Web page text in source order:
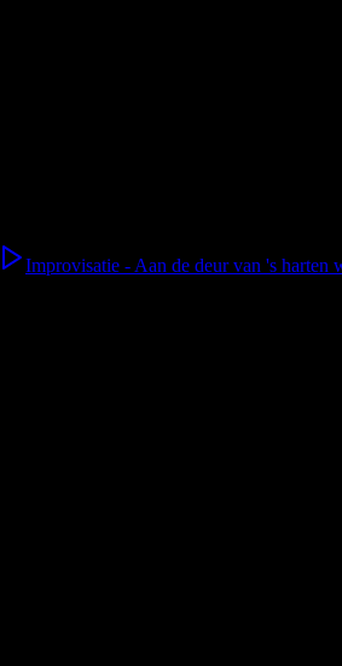
Improvisatie - Aan de deur van 's